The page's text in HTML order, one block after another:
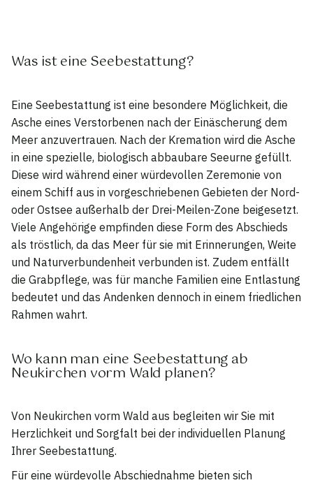
Was ist eine Seebestattung?
Eine Seebestattung ist eine besondere Möglichkeit, die
Asche eines Verstorbenen nach der Einäscherung dem
Meer anzuvertrauen. Nach der Kremation wird die Asche
in eine spezielle, biologisch abbaubare Seeurne gefüllt.
Diese wird während einer würdevollen Zeremonie von
einem Schiff aus in vorgeschriebenen Gebieten der Nord-
oder Ostsee außerhalb der Drei-Meilen-Zone beigesetzt.
Viele Angehörige empfinden diese Form des Abschieds
als tröstlich, da das Meer für sie mit Erinnerungen, Weite
und Naturverbundenheit verbunden ist. Zudem entfällt
die Grabpflege, was für manche Familien eine Entlastung
bedeutet und das Andenken dennoch in einem friedlichen
Rahmen wahrt.
Wo kann man eine Seebestattung ab
Neukirchen vorm Wald planen?
Von Neukirchen vorm Wald aus begleiten wir Sie mit
Herzlichkeit und Sorgfalt bei der individuellen Planung
Ihrer Seebestattung.
Für eine würdevolle Abschiednahme bieten sich